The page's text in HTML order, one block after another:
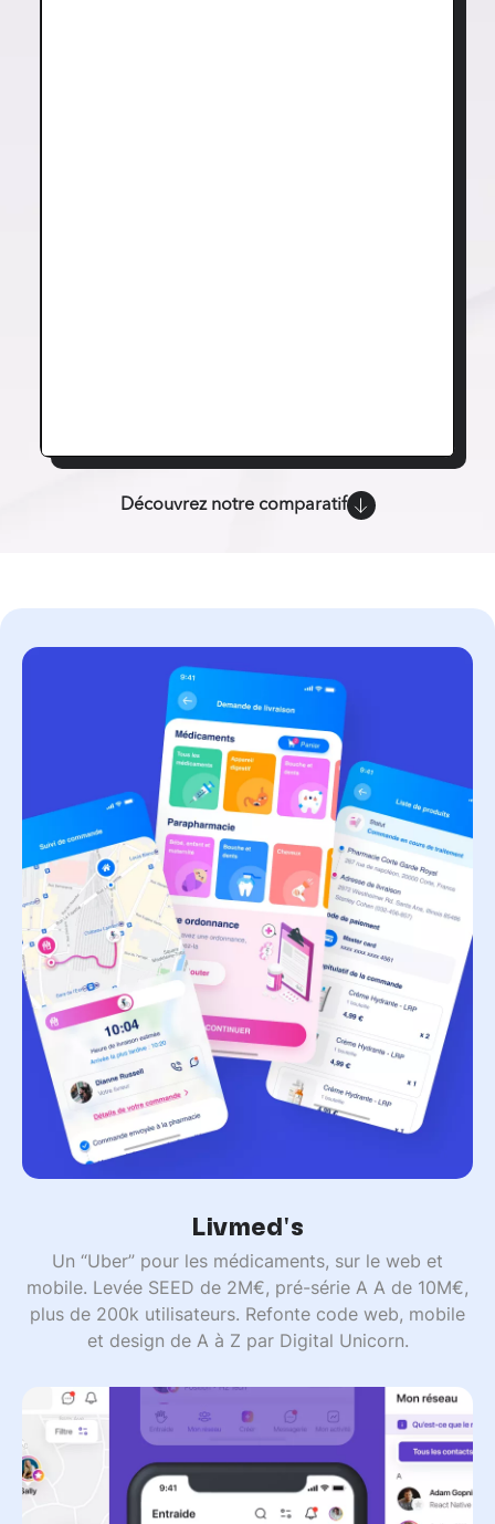
Découvrez notre comparatif
Livmed's
Un “Uber” pour les médicaments, sur le web et
mobile. Levée SEED de 2M€, pré-série A A de 10M€,
plus de 200k utilisateurs. Refonte code web, mobile
et design de A à Z par Digital Unicorn.